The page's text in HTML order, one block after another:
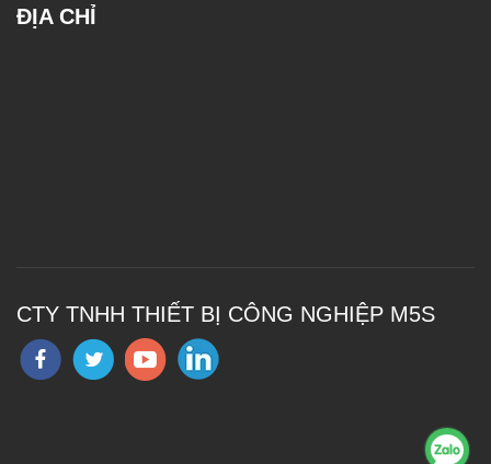
ĐỊA CHỈ
CTY TNHH THIẾT BỊ CÔNG NGHIỆP M5S